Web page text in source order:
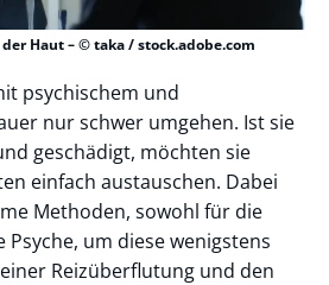
Haut – © taka / stock.adobe.com
psychischem und
nur schwer umgehen. Ist sie
geschädigt, möchten sie
einfach austauschen. Dabei
Methoden, sowohl für die
Psyche, um diese wenigstens
Reizüberflutung und den